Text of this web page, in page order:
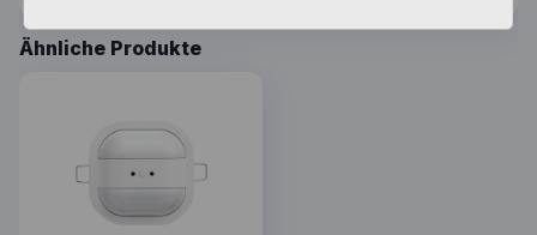
Ähnliche Produkte